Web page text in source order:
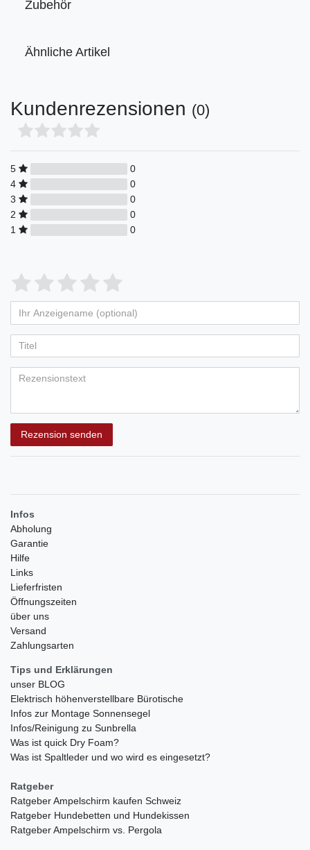
Zubehör
Ähnliche Artikel
Kundenrezensionen (0)
5
0
4
0
3
0
2
0
1
0
Bewertungssterne
von
5
Bewertungssternen
4
von
5
Bewertungssternen
3
von
5
Bewertungssternen
2
von
5
Bewertungssternen
1
von
5
Bewertungssternen
Anzeigename
(optional)
Rezension senden
Infos
Abholung
Garantie
Hilfe
Links
Lieferfristen
Öffnungszeiten
über uns
Versand
Zahlungsarten
Tips und Erklärungen
unser BLOG
Elektrisch höhenverstellbare Bürotische
Infos zur Montage Sonnensegel
Infos/Reinigung zu Sunbrella
Was ist quick Dry Foam?
Was ist Spaltleder und wo wird es eingesetzt?
Ratgeber
Ratgeber Ampelschirm kaufen Schweiz
Ratgeber Hundebetten und Hundekissen
Ratgeber Ampelschirm vs. Pergola